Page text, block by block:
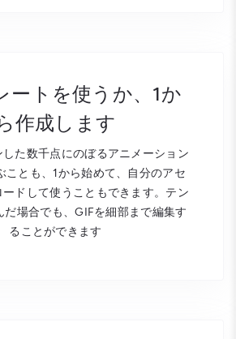
ートを使うか、1か
作成します
た数千点にのぼるアニメーション
ことも、1から始めて、自分のアセ
ードして使うこともできます。テン
だ場合でも、GIFを細部まで編集す
ることができます